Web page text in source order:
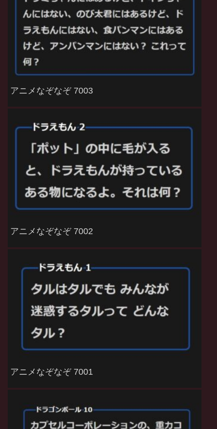
アニメなぞなぞ 7003
アニメなぞなぞ 7002
アニメなぞなぞ 7001